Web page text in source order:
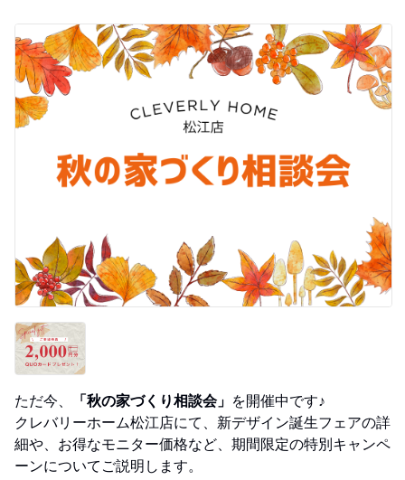
ただ今、 「秋の家づくり相談会」 を開催中です♪
クレバリーホーム松江店にて、新デザイン誕生フェアの詳
細や、お得なモニター価格など、期間限定の特別キャンペ
ーンについてご説明します。